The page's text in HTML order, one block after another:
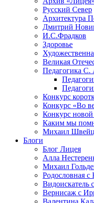
Русский Север
Архитектура
Дмитрий
И.С.Фрадков
Здоровье
Великая
Педагогика С.
Конкурс
Конкурс «Во
Конкурс
Каким мы
Михаил
Блоги
Блог Лицея
Алла
Михаил
Родословная
Вернисаж с